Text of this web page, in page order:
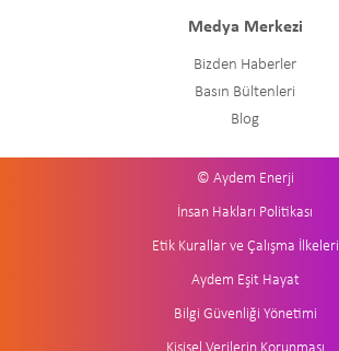
Medya Merkezi
Bizden Haberler
Basın Bültenleri
Blog
© Aydem Enerji
İnsan Hakları Politikası
Etik Kurallar ve Çalışma İlkeleri
Aydem Eşit Hayat
Bilgi Güvenliği Yönetimi